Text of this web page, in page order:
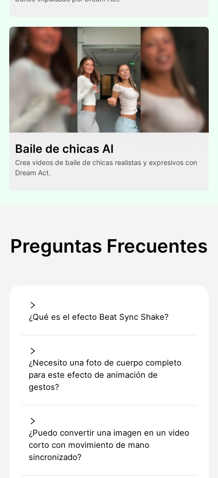
Baile de chicas AI
Crea videos de baile de chicas realistas y expresivos con
Dream Act.
Preguntas Frecuentes
¿Qué es el efecto Beat Sync Shake?
¿Necesito una foto de cuerpo completo
para este efecto de animación de
gestos?
¿Puedo convertir una imagen en un video
corto con movimiento de mano
sincronizado?